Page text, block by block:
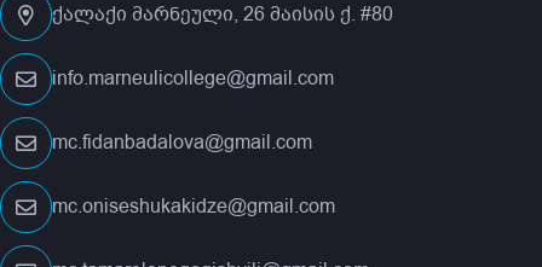
ქალაქი მარნეული, 26 მაისის ქ. #80
info.marneulicollege@gmail.com
mc.fidanbadalova@gmail.com
mc.oniseshukakidze@gmail.com